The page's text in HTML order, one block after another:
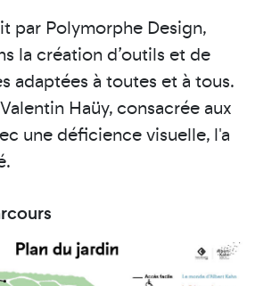
par Polymorphe Design,
la création d’outils et de
adaptées à toutes et à tous.
Haüy, consacrée aux
une déficience visuelle, l'a